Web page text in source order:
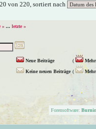
von 220, sortiert nach
» ... letzte »
Neue Beiträge (
Keine neuen Beiträge (
Forensoftware: